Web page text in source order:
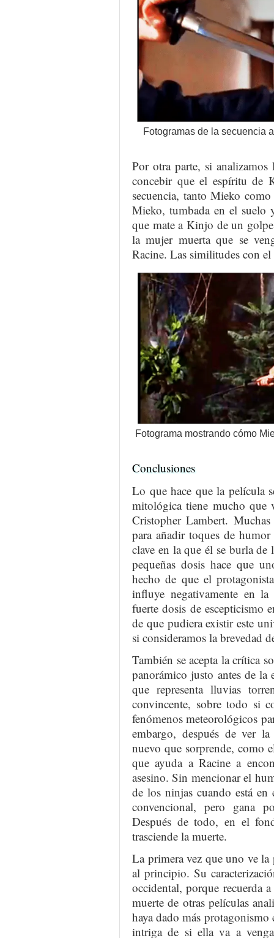
Fotogramas de la secuencia
Por otra parte, si
concebir que el espíritu de
secuencia, tanto Mieko
Mieko, tumbada en el suelo
que mate a Kinjo de un
la mujer muerta que se
Racine. Las similitudes con
Fotograma mostrando cómo
Conclusiones
Lo que hace que la película
mitológica tiene mucho que
Cristopher Lambert.
para añadir toques de
clave en la que él se burla
pequeñas dosis hace que
hecho de que el
influye negativamente en
fuerte dosis de escepticismo
de que pudiera existir este
si consideramos la brevedad
También se acepta la crítica
panorámico justo antes de la
que representa lluvias
convincente, sobre todo si
fenómenos meteorológicos
embargo, después de ver
nuevo que sorprende, como
que ayuda a Racine a
asesino. Sin mencionar el
de los ninjas cuando está
convencional, pero gana
Después de todo, en el
trasciende la muerte.
La primera vez que uno ve la
al principio. Su
occidental, porque recuerda
muerte de otras películas
haya dado más
intriga de si ella va a